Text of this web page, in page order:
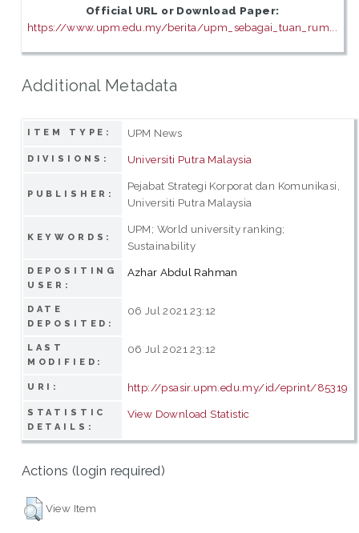
Official URL or Download Paper:
https://www.upm.edu.my/berita/upm_sebagai_tuan_rum...
Additional Metadata
ITEM TYPE: UPM News
DIVISIONS: Universiti Putra Malaysia
PUBLISHER:
Pejabat Strategi Korporat dan Komunikasi,
Universiti Putra Malaysia
KEYWORDS:
UPM; World university ranking;
Sustainability
DEPOSITING
USER:
Azhar Abdul Rahman
DATE
DEPOSITED:
06 Jul 2021 23:12
LAST
MODIFIED:
06 Jul 2021 23:12
URI: http://psasir.upm.edu.my/id/eprint/85319
STATISTIC
DETAILS:
View Download Statistic
Actions (login required)
View Item